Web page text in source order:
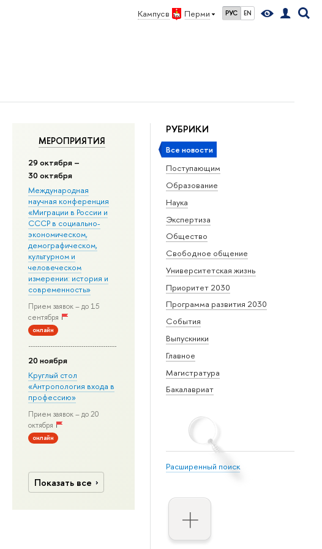
Кампус в Перми РУС EN
РУБРИКИ
Все новости
Поступающим
Образование
Наука
Экспертиза
Общество
Свободное общение
Университетская жизнь
Приоритет 2030
Программа развития 2030
События
Выпускники
Главное
Магистратура
Бакалавриат
Расширенный поиск
МЕРОПРИЯТИЯ
29 октября –
30 октября
Международная
научная конференция
«Миграции в Росcии и
СССР в социально-
экономическом,
демографическом,
культурном и
человеческом
измерении: история и
современность»
Прием заявок – до 15
сентября
онлайн
20 ноября
Круглый стол
«Антропология входа в
профессию»
Прием заявок – до 20
октября
онлайн
Показать все